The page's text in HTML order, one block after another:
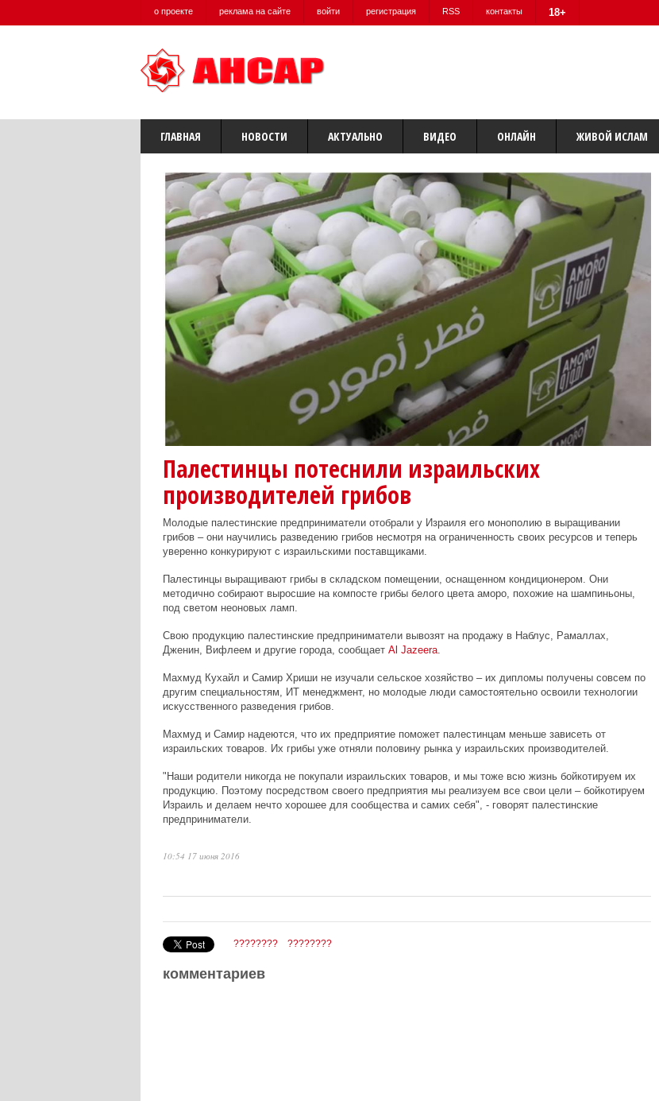
о проекте реклама на сайте войти регистрация RSS контакты 18+
ГЛАВНАЯ НОВОСТИ АКТУАЛЬНО ВИДЕО ОНЛАЙН ЖИВОЙ ИСЛАМ
Палестинцы потеснили израильских
производителей грибов
Молодые палестинские предприниматели отобрали у Израиля его монополию в выращивании
грибов – они научились разведению грибов несмотря на ограниченность своих ресурсов и теперь
уверенно конкурируют с израильскими поставщиками.
Палестинцы выращивают грибы в складском помещении, оснащенном кондиционером. Они
методично собирают выросшие на компосте грибы белого цвета аморо, похожие на шампиньоны,
под светом неоновых ламп.
Свою продукцию палестинские предприниматели вывозят на продажу в Наблус, Рамаллах,
Дженин, Вифлеем и другие города, сообщает Al Jazeera.
Махмуд Кухайл и Самир Хриши не изучали сельское хозяйство – их дипломы получены совсем по
другим специальностям, ИТ менеджмент, но молодые люди самостоятельно освоили технологии
искусственного разведения грибов.
Махмуд и Самир надеются, что их предприятие поможет палестинцам меньше зависеть от
израильских товаров. Их грибы уже отняли половину рынка у израильских производителей.
"Наши родители никогда не покупали израильских товаров, и мы тоже всю жизнь бойкотируем их
продукцию. Поэтому посредством своего предприятия мы реализуем все свои цели – бойкотируем
Израиль и делаем нечто хорошее для сообщества и самих себя", - говорят палестинские
предприниматели.
10:54 17 июня 2016
???????? ????????
комментариев